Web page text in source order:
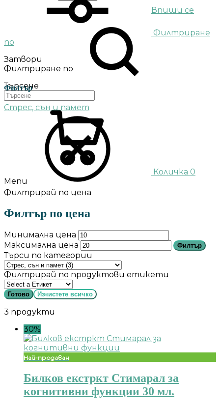
Впиши се
Търсене
Количка 0
Menu
Филтриране
по
Затвори
Филтриране по
Филтър
Стрес, сън и памет
Филтрирай по цена
Филтър по цена
Минимална цена
Максимална цена
Филтър
Търси по категории
Филтрирай по продуктови етикети
Готово Изчистете всичко
3 продукти
30%
Най-продаван
Билков екстркт Стимарал за
когнитивни функции 30 мл.